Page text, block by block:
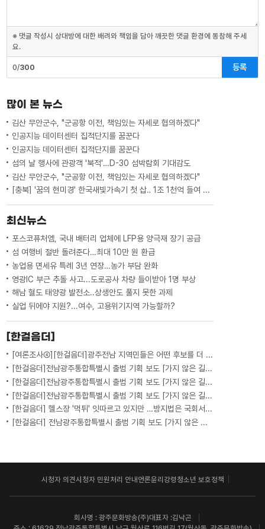
※ 댓글 작성시 상대방에 대한 배려와 책임을 담아 깨끗한 댓글 환경에 동참해 주세
요.
0/300 등록
많이 본 뉴스
김산 무안군수, "군공항 이전, 책임있는 자세로 협의하겠다"
인공지능 데이터센터 집적단지를 꿈꾼다
인공지능 데이터센터 집적단지를 꿈꾼다
섬의 날 행사에 관광객 '북적'…D-30 섬박람회 기대감도
김산 무안군수, "군공항 이전, 책임있는 자세로 협의하겠다"
[충북] '꿈의 현미경' 한국새빛가속기 첫 삽‥ 1조 1천억 들여 2029년 완공
최신뉴스
포스코퓨처엠, 국내 배터리 업체에 LFP용 양극재 장기 공급
섬 여행비 절반 돌려준다…최대 10만 원 환급
농업용 면세유 특례 3년 연장…농가 부담 완화
영광IC 부근 추돌 사고...도로공사 차량 들이받아 1명 부상
해남 혈도 태양광 발전소..상생안도 풀지 못한 과제
실업 뒤에야 지원?...여수, 고용위기지역 가능할까?
[한걸음더]
[여론조사④][한걸음더]광주전남 지역민들은 어떤 후보를 더 선호할까.. 변수는?
[한걸음더]전남광주통합특별시 출범 기획 보도 [가지 않은 길] 5편 프랑스 헌법에 새긴 '지방 분권'..전남광주 통합 성공 조건은?
[한걸음더]전남광주통합특별시 출범 기획 보도 [가지 않은 길] 4편 프랑스 지역 통합 10년 성적표
[한걸음더]전남광주통합특별시 출범 기획 보도 [가지 않은 길] 3편 프랑스 통합 10년 지났지만..."우린 여전히 알자스인"
[한걸음더] 헬스장 '먹튀' 잇따르고 있지만 …방지법은 국회서 낮잠
[한걸음더] 전남광주통합특별시 출범 기획 보도 [가지 않은 길] 2편 지방이 주도한 투자..'유럽 상위 5개 지역' 도약 비결은?
시청자 의견시청자 민원처리 안내언론윤리강령 청소년 보호정책
회사명 : 광주문화방송(주)대표자 :김낙곤